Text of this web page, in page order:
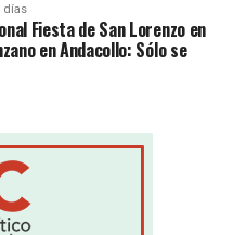
días
Fiesta de San Lorenzo en
en Andacollo: Sólo se